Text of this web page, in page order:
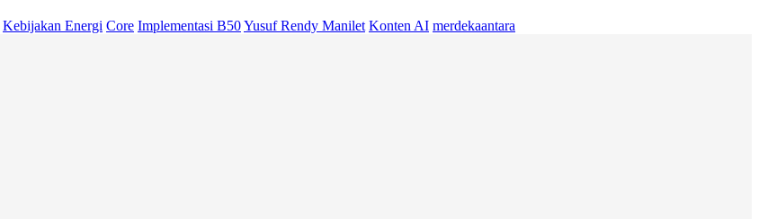
Kebijakan Energi Core Implementasi B50Yusuf Rendy Manilet Konten AI merdekaantara